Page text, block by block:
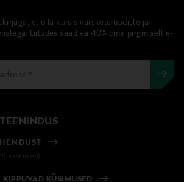
et olla kursis värskete uudiste ja
Liitudes saad ka -10% oma järgmiselt e-
mpm)
KIPPUVAD KÜSIMUSED